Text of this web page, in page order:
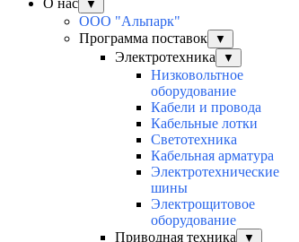
О нас
▼
ООО "Альпарк"
Программа поставок
▼
Электротехника ▼
Низковольтное
оборудование
Кабели и провода
Кабельные лотки
Светотехника
Кабельная арматура
Электротехнические
шины
Электрощитовое
оборудование
Приводная техника
▼